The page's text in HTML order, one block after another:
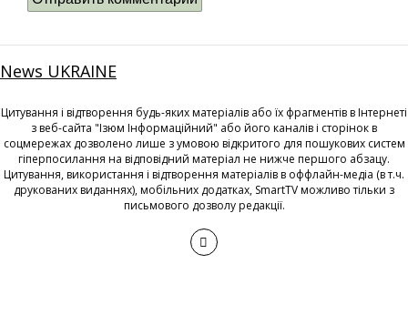
News UKRAINE
Цитування і відтворення будь-яких матеріалів або їх фрагментів в Інтернеті
з веб-сайта "Ізюм Інформаційний" або його каналів і сторінок в
соцмережах дозволено лише з умовою відкритого для пошукових систем
гіперпосилання на відповідний матеріал не нижче першого абзацу.
Цитування, використання і відтворення матеріалів в оффлайн-медіа (в т.ч.
друкованих виданнях), мобільних додатках, SmartTV можливо тільки з
письмового дозволу редакції.